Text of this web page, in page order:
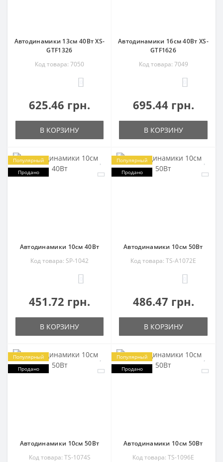
Автодинамики 13см 40Вт XS-
GTF1326
Код товара: 7050
625.46 грн.
В КОРЗИНУ
Автодинамики 16см 40Вт XS-
GTF1626
Код товара: 7049
695.44 грн.
В КОРЗИНУ
Популярный
Продано
Автодинамики 10см 40Вт
Код товара: SP-1042
451.72 грн.
В КОРЗИНУ
Популярный
Продано
Автодинамики 10см 50Вт
Код товара: TS-A1072E
486.47 грн.
В КОРЗИНУ
Популярный
Продано
Автодинамики 10см 50Вт
Код товара: TS-1074S
Популярный
Продано
Автодинамики 10см 50Вт
Код товара: TS-1096E